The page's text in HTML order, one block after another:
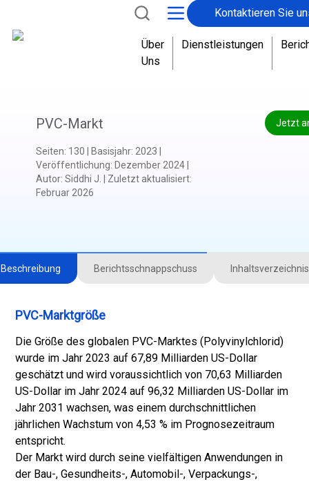
Kontaktieren Sie
Über
Uns
Dienstleistungen
Jetzt
PVC-Markt
Seiten: 130 Basisjahr: 2023
Veröffentlichung: Dezember 2024|
Autor: Siddhi J. Zuletzt aktualisiert:
Februar 2026
Beschreibung Berichtsschnappschuss Inhaltsverzeichnis
PVC-Marktgröße
Die Größe des globalen PVC-Marktes (Polyvinylchlorid)
wurde im Jahr 2023 auf 67,89 Milliarden US-Dollar
geschätzt und wird voraussichtlich von 70,63 Milliarden
US-Dollar im Jahr 2024 auf 96,32 Milliarden US-Dollar im
Jahr 2031 wachsen, was einem durchschnittlichen
jährlichen Wachstum von 4,53 % im Prognosezeitraum
entspricht.
Der Markt wird durch seine vielfältigen Anwendungen in
der Bau-, Gesundheits-, Automobil-, Verpackungs-,